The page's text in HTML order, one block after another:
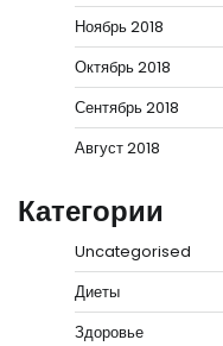
Ноябрь 2018
Октябрь 2018
Сентябрь 2018
Август 2018
Категории
Uncategorised
Диеты
Здоровье